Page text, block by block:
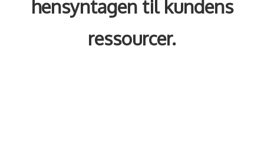
hensyntagen til kundens
ressourcer.